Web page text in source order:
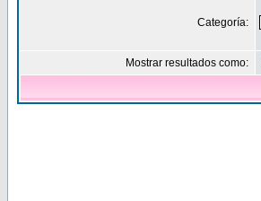
Categoría:
Mostrar resultados como: